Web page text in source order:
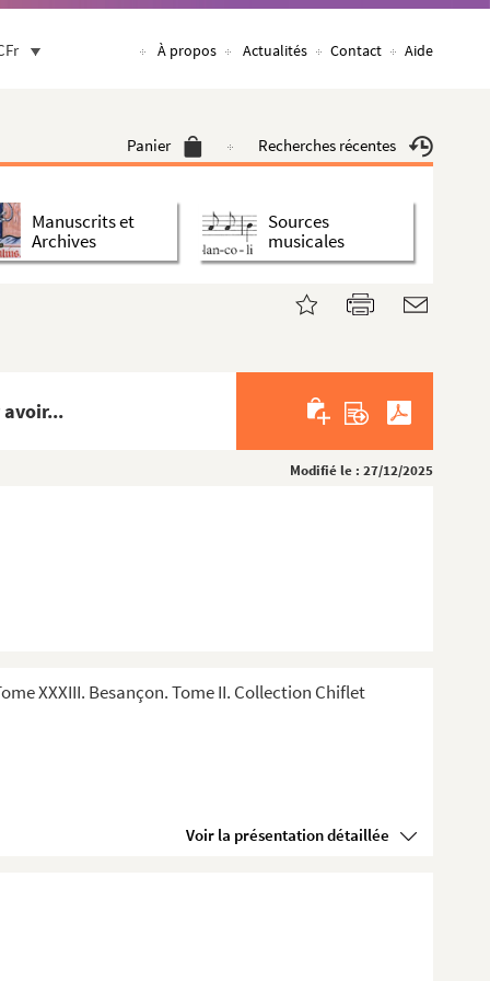
À propos Actualités Contact Aide
Panier Recherches récentes
Manuscrits et
Archives
Sources
musicales
avoir...
Modifié le : 27/12/2025
XXXIII. Besançon. Tome II. Collection Chiflet
Voir la présentation détaillée